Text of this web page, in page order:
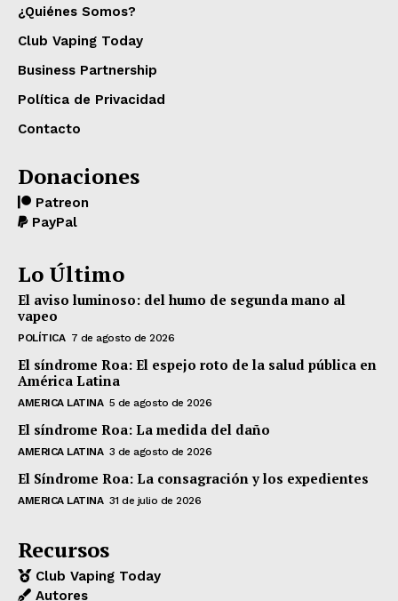
¿Quiénes Somos?
Club Vaping Today
Business Partnership
Política de Privacidad
Contacto
Donaciones
Patreon
PayPal
Lo Último
El aviso luminoso: del humo de segunda mano al
vapeo
POLÍTICA 7 de agosto de 2026
El síndrome Roa: El espejo roto de la salud pública en
América Latina
AMERICA LATINA 5 de agosto de 2026
El síndrome Roa: La medida del daño
AMERICA LATINA 3 de agosto de 2026
El Síndrome Roa: La consagración y los expedientes
AMERICA LATINA 31 de julio de 2026
Recursos
Club Vaping Today
Autores